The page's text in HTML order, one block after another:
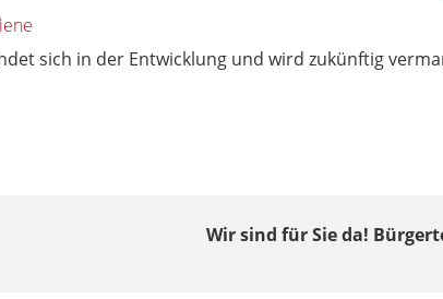
sich in der Entwicklung und wird zukünftig
Wir sind für Sie da!